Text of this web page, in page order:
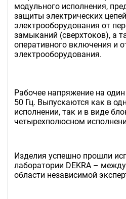
модульного исполнения,
защиты электрических
электрооборудования от
замыканий (сверхтоков), а
оперативного включения и
электрооборудования.
Рабочее напряжение на
50 Гц. Выпускаются как в
исполнении, так и в виде
четырехполюсном
Изделия успешно прошли
лаборатории DEKRA –
области независимой